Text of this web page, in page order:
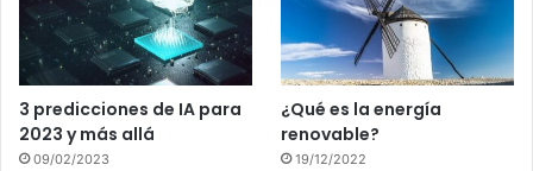
3 predicciones de IA para
2023 y más allá
09/02/2023
¿Qué es la energía
renovable?
19/12/2022